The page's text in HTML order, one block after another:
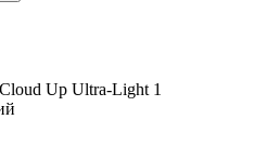
Up Ultra-Light 1